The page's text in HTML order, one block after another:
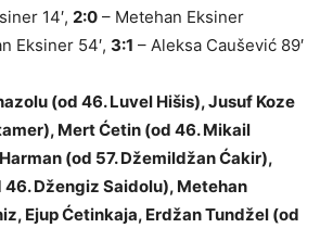
14′, 2:0 – Metehan Eksiner
Eksiner 54′, 3:1 – Aleksa Caušević 89′
(od 46. Luvel Hišis), Jusuf Koze
Mert Ćetin (od 46. Mikail
(od 57. Džemildžan Ćakir),
46. Džengiz Saidolu), Metehan
Ejup Ćetinkaja, Erdžan Tundžel (od